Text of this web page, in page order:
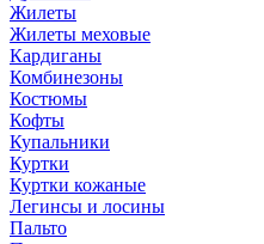
Жилеты
Жилеты меховые
Кардиганы
Комбинезоны
Костюмы
Кофты
Купальники
Куртки
Куртки кожаные
Легинсы и лосины
Пальто